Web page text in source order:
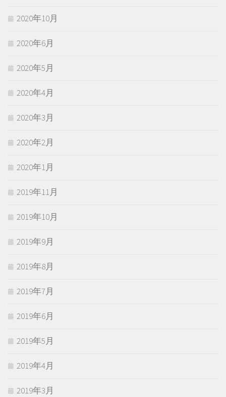
2020年10月
2020年6月
2020年5月
2020年4月
2020年3月
2020年2月
2020年1月
2019年11月
2019年10月
2019年9月
2019年8月
2019年7月
2019年6月
2019年5月
2019年4月
2019年3月